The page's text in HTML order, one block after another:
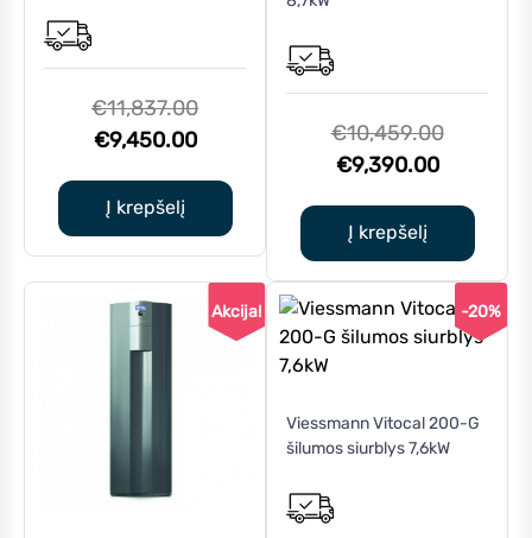
€11,837.00Original
€11,837.00.
€9,450.00Current
€9,450.00.
Į krepšelį
€10,459.00Original
€9,390.00Current
Į krepšelį
Akcija! -20%
Viessmann Vitocal 200-G
šilumos siurblys 7,6kW